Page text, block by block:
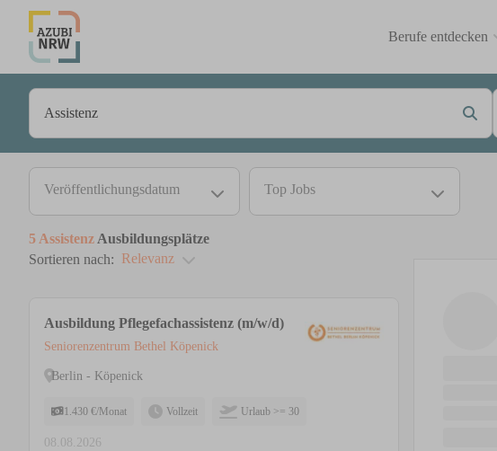
Berufe entdecken
Veröffentlichungsdatum Top Jobs
5 Assistenz Ausbildungsplätze
Sortieren nach: Relevanz
Ausbildung Pflegefachassistenz (m/w/d)
Seniorenzentrum Bethel Köpenick
Berlin - Köpenick
1.430 €/Monat Vollzeit Urlaub >= 30
08.08.2026